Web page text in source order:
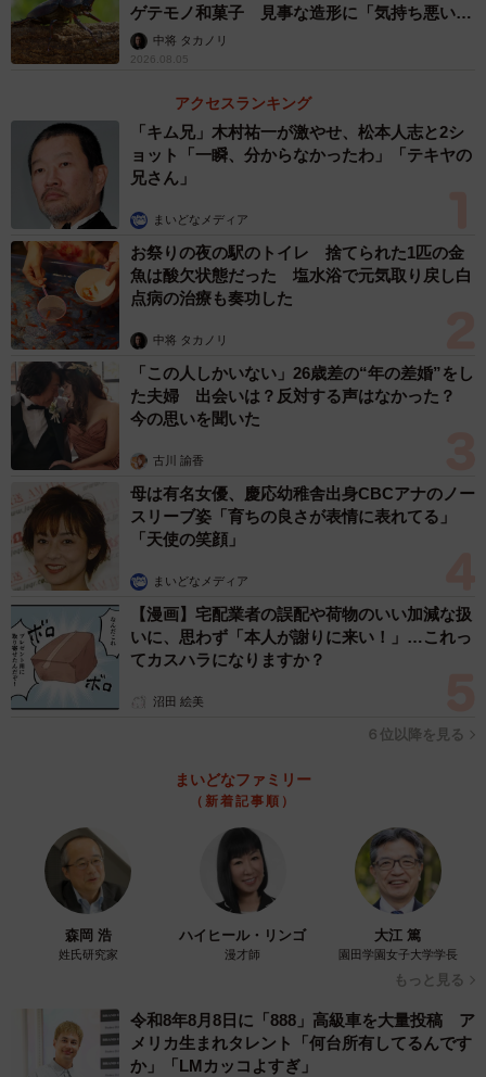
ゲテモノ和菓子 見事な造形に「気持ち悪いく
らいリアル」
中将 タカノリ
2026.08.05
アクセスランキング
「キム兄」木村祐一が激やせ、松本人志と2シ
ョット「一瞬、分からなかったわ」「テキヤの
兄さん」
まいどなメディア
お祭りの夜の駅のトイレ 捨てられた1匹の金
魚は酸欠状態だった 塩水浴で元気取り戻し白
点病の治療も奏功した
中将 タカノリ
「この人しかいない」26歳差の“年の差婚”をし
た夫婦 出会いは？反対する声はなかった？
今の思いを聞いた
古川 諭香
母は有名女優、慶応幼稚舎出身CBCアナのノー
スリーブ姿「育ちの良さが表情に表れてる」
「天使の笑顔」
まいどなメディア
【漫画】宅配業者の誤配や荷物のいい加減な扱
いに、思わず「本人が謝りに来い！」…これっ
てカスハラになりますか？
沼田 絵美
６位以降を見る
まいどなファミリー
（新着記事順）
森岡 浩
姓氏研究家
ハイヒール・リンゴ
漫才師
大江 篤
園田学園女子大学学長
もっと見る
令和8年8月8日に「888」高級車を大量投稿 ア
メリカ生まれタレント「何台所有してるんです
か」「LMカッコよすぎ」